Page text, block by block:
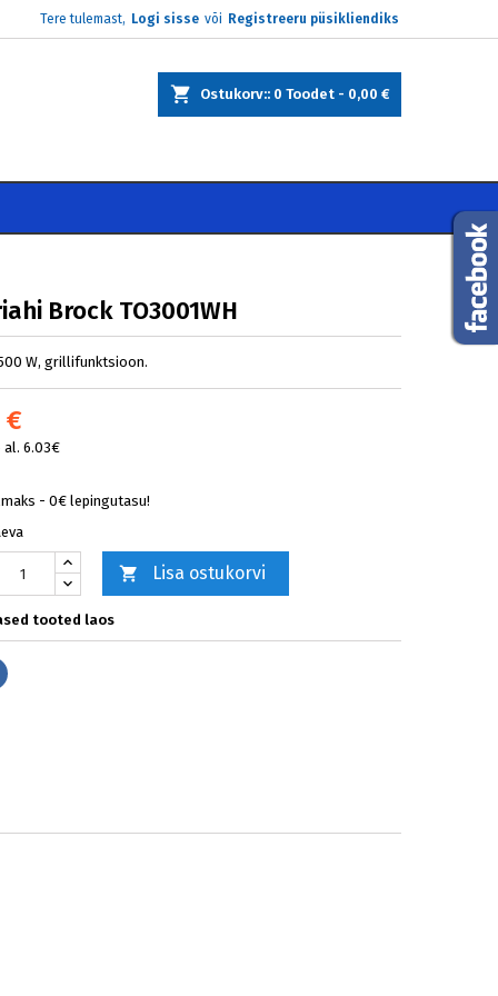
Tere tulemast, Logi sisse või Registreeru püsikliendiks
Ostukorv: 0 Toodet - 0,00 €
Brock TO3001WH
W, grillifunktsioon.
€
al. 6.03€
- 0€ lepingutasu!
 Lisa ostukorvi
tooted laos